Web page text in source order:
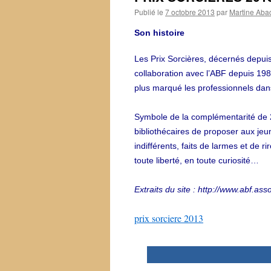
Publié le 7 octobre 2013 par Martine
Son histoire
Les Prix Sorcières, décernés
collaboration avec l’ABF depuis
plus marqué les professionnels
Symbole de la complémentarité
bibliothécaires de proposer aux
indifférents, faits de larmes et de
toute liberté, en toute curiosité…
Extraits du site : http://
prix sorciere 2013